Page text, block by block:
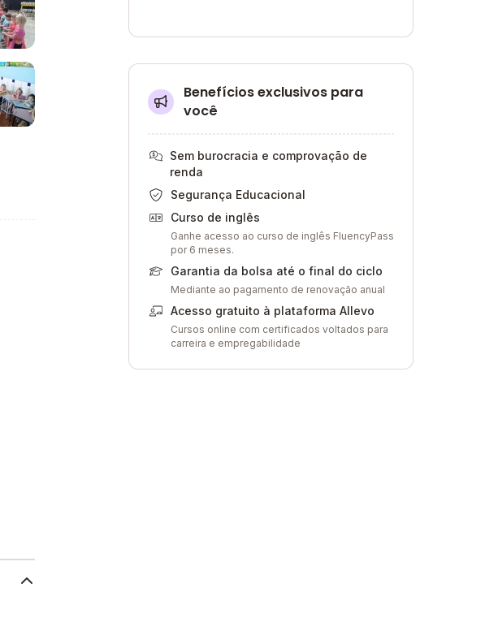
Benefícios exclusivos para
você
Sem burocracia e comprovação de
renda
Segurança Educacional
Curso de inglês
Ganhe acesso ao curso de inglês FluencyPass
por 6 meses.
Garantia da bolsa até o final do ciclo
Mediante ao pagamento de renovação anual
Acesso gratuito à plataforma Allevo
Cursos online com certificados voltados para
carreira e empregabilidade